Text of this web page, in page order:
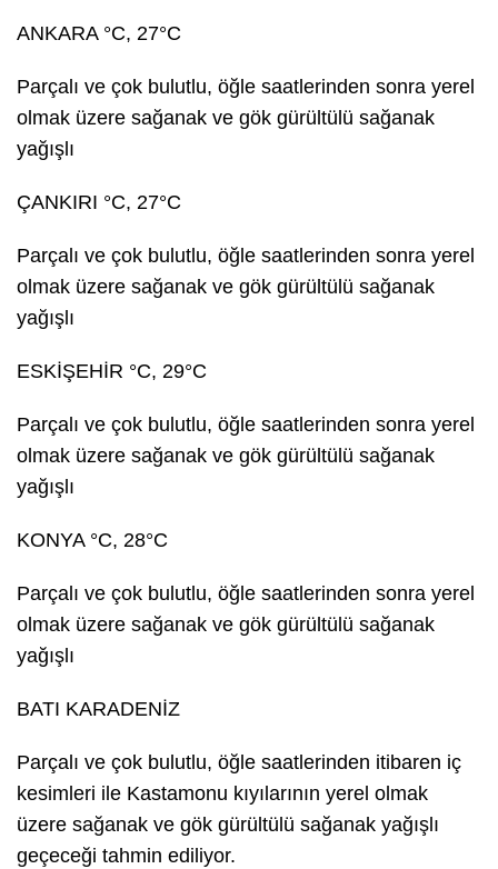
ANKARA °C, 27°C
Parçalı ve çok bulutlu, öğle saatlerinden sonra yerel
olmak üzere sağanak ve gök gürültülü sağanak
yağışlı
ÇANKIRI °C, 27°C
Parçalı ve çok bulutlu, öğle saatlerinden sonra yerel
olmak üzere sağanak ve gök gürültülü sağanak
yağışlı
ESKİŞEHİR °C, 29°C
Parçalı ve çok bulutlu, öğle saatlerinden sonra yerel
olmak üzere sağanak ve gök gürültülü sağanak
yağışlı
KONYA °C, 28°C
Parçalı ve çok bulutlu, öğle saatlerinden sonra yerel
olmak üzere sağanak ve gök gürültülü sağanak
yağışlı
BATI KARADENİZ
Parçalı ve çok bulutlu, öğle saatlerinden itibaren iç
kesimleri ile Kastamonu kıyılarının yerel olmak
üzere sağanak ve gök gürültülü sağanak yağışlı
geçeceği tahmin ediliyor.